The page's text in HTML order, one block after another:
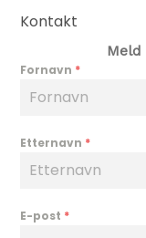
Kontakt
Meld
Fornavn *
Etternavn *
E-post *